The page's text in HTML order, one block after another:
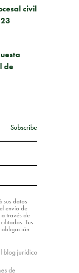
civil
de
sus datos
envío de
través de
Tus
obligación
blog jurídico
de